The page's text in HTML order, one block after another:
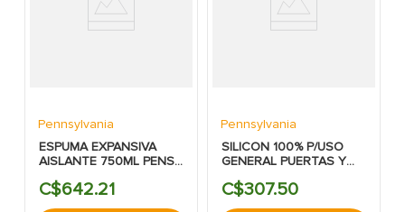
Pennsylvania
ESPUMA EXPANSIVA
AISLANTE 750ML PENS
PENSYLVANIA
C$642.21
Pennsylvania
SILICON 100% P/USO
GENERAL PUERTAS Y
PENNSYLVANIA
C$307.50